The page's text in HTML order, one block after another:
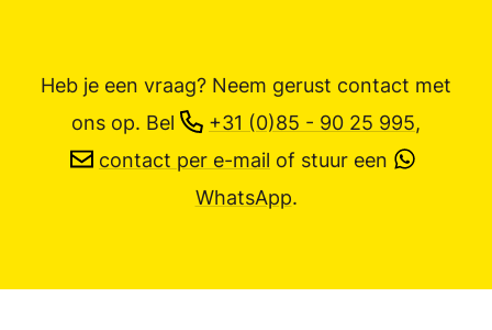
Heb je een vraag? Neem gerust contact met
ons op. Bel +31 (0)85 - 90 25 995,
contact per e-mail of stuur een
WhatsApp.